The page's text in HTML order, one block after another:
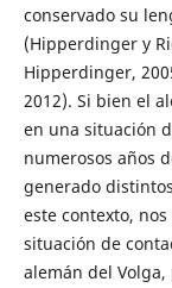
conservado su
(Hipperdinger y
Hipperdinger,
2012). Si bien el
en una situación
numerosos años
generado
este contexto,
situación de
alemán del